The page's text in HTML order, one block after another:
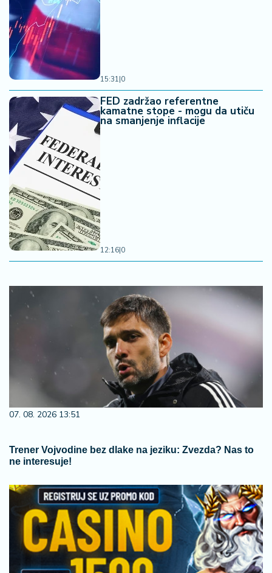
15:31|0
FED zadržao referentne
kamatne stope - mogu da utiču
na smanjenje inflacije
12:16|0
07. 08. 2026 13:51
Trener Vojvodine bez dlake na jeziku: Zvezda? Nas to
ne interesuje!